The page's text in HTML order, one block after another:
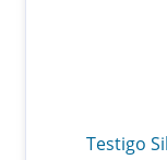
Testigo